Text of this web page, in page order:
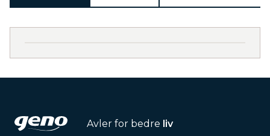
Avler for bedre liv